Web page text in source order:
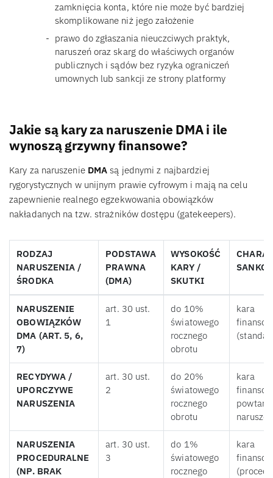
zamknięcia konta, które nie może być bardziej
skomplikowane niż jego założenie
prawo do zgłaszania nieuczciwych praktyk,
naruszeń oraz skarg do właściwych organów
publicznych i sądów bez ryzyka ograniczeń
umownych lub sankcji ze strony platformy
Jakie są kary za naruszenie DMA i ile
wynoszą grzywny finansowe?
Kary za naruszenie DMA są jednymi z najbardziej
rygorystycznych w unijnym prawie cyfrowym i mają na celu
zapewnienie realnego egzekwowania obowiązków
nakładanych na tzw. strażników dostępu (gatekeepers).
RODZAJ
NARUSZENIA /
ŚRODKA
PODSTAWA
PRAWNA
(DMA)
WYSOKOŚĆ
KARY /
SKUTKI
NARUSZENIE
OBOWIĄZKÓW
DMA (ART. 5, 6,
7)
art. 30 ust.
1
do 10%
światowego
rocznego
obrotu
kara
RECYDYWA /
UPORCZYWE
NARUSZENIA
art. 30 ust.
2
do 20%
światowego
rocznego
obrotu
kara
NARUSZENIA
PROCEDURALNE
(NP. BRAK
art. 30 ust.
3
do 1%
światowego
rocznego
kara